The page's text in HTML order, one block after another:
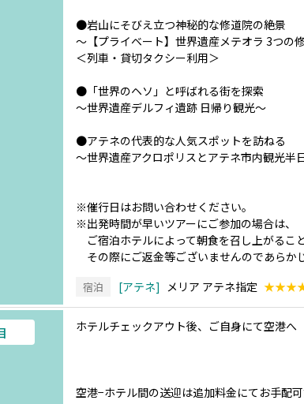
●岩山にそびえ立つ神秘的な修道院の絶景
～【プライベート】世界遺産メテオラ 3つの
＜列車・貸切タクシー利用＞
●「世界のヘソ」と呼ばれる街を探索
～世界遺産デルフィ遺跡 日帰り観光～
●アテネの代表的な人気スポットを訪ねる
～世界遺産アクロポリスとアテネ市内観光半
※催行日はお問い合わせください。
※出発時間が早いツアーにご参加の場合は、
ご宿泊ホテルによって朝食を召し上がるこ
その際にご返金等ございませんのであらか
宿泊 アテネ メリア アテネ指定
ホテルチェックアウト後、ご自身にて空港へ
空港−ホテル間の送迎は追加料金にてお手配可